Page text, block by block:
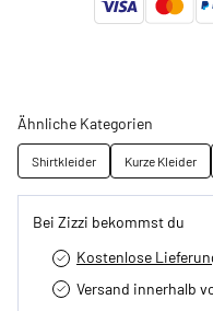
Ähnliche Kategorien
Shirtkleider Kurze Kleider
Bei Zizzi bekommst du
Kostenlose
Versand innerhalb